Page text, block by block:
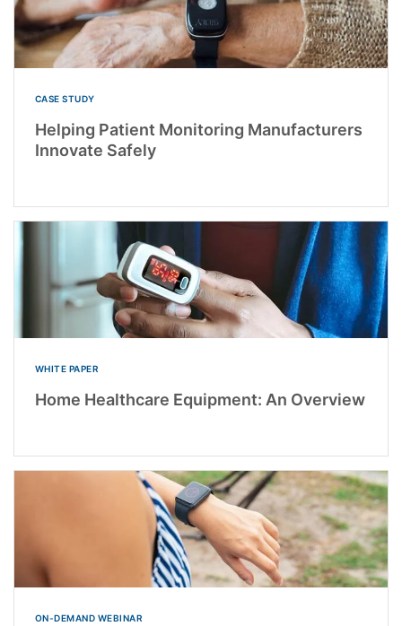
CASE STUDY
Helping Patient Monitoring Manufacturers
Innovate Safely
WHITE PAPER
Home Healthcare Equipment: An Overview
ON-DEMAND WEBINAR